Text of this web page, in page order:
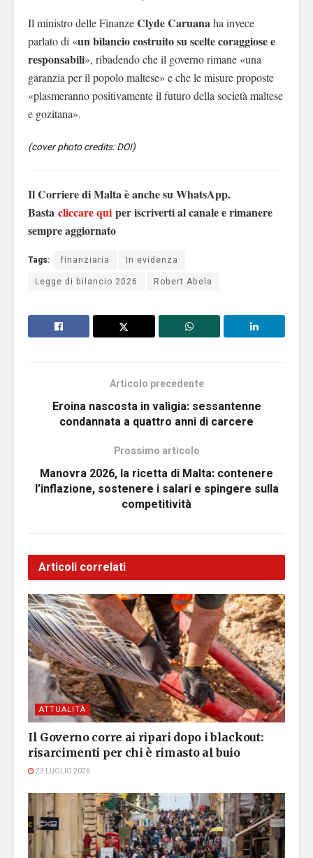
Il ministro delle FinanzeClyde Caruanaha invece
parlato di «un bilancio costruito su scelte coraggiose e
responsabili», ribadendo che il governo rimane «una
garanzia per il popolo maltese» e che le misure proposte
«plasmeranno positivamente il futuro della società maltese
e gozitana».
(cover photo credits: DOI)
Il Corriere di Malta è anche su WhatsApp.
Basta cliccare qui per iscriverti al canale e rimanere
sempre aggiornato
Tags: finanziaria
In evidenza
Legge di bilancio 2026
Robert Abela
Articolo precedente
Eroina nascosta in valigia: sessantenne
condannata a quattro anni di carcere
Prossimo articolo
Manovra 2026, la ricetta di Malta: contenere
l’inflazione, sostenere i salari e spingere sulla
competitività
Articoli correlati
ATTUALITÀ
Il Governo corre ai ripari dopo i blackout:
risarcimenti per chi è rimasto al buio
23 LUGLIO 2026